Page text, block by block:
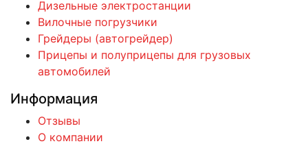
Дизельные электростанции
Вилочные погрузчики
Грейдеры (автогрейдер)
Прицепы и полуприцепы для грузовых
автомобилей
Информация
Отзывы
О компании